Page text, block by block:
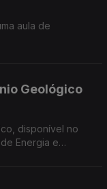
aula de
Geológico
disponível no
Energia e